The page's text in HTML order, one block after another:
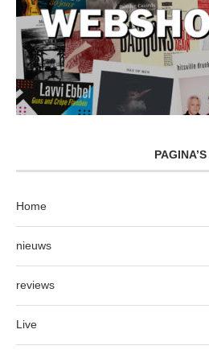
PAGINA’S
Home
nieuws
reviews
Live